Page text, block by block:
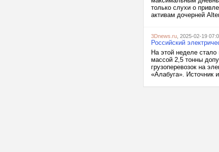
только слухи о
активам дочерней
3Dnews.ru , 2025-02-19
Российский
На этой неделе
массой 2,5 тонны
грузоперевозок на
«Алабуга». Источник